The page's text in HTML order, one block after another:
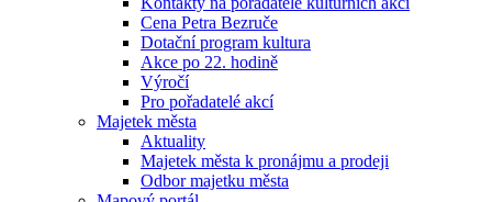
Cena Petra Bezruče
Dotační program kultura
Akce po 22. hodině
Výročí
Pro pořadatelé akcí
Majetek města
Aktuality
Majetek města k pronájmu a prodeji
Odbor majetku města